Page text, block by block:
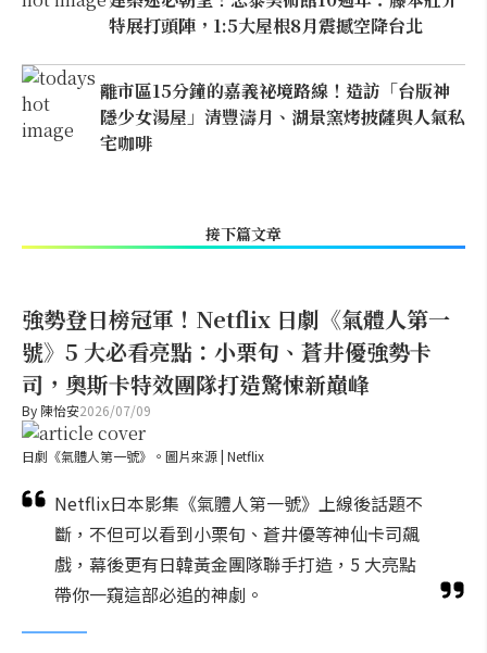
特展打頭陣，1:5大屋根8月震撼空降台北
離市區15分鐘的嘉義祕境路線！造訪「台版神
隱少女湯屋」清豐濤月、湖景窯烤披薩與人氣私
宅咖啡
接下篇文章
強勢登日榜冠軍！Netflix 日劇《氣體人第一
號》5 大必看亮點：小栗旬、蒼井優強勢卡
司，奧斯卡特效團隊打造驚悚新巔峰
By 陳怡安2026/07/09
日劇《氣體人第一號》。圖片來源 | Netflix
Netflix日本影集《氣體人第一號》上線後話題不
斷，不但可以看到小栗旬、蒼井優等神仙卡司飆
戲，幕後更有日韓黃金團隊聯手打造，5 大亮點
帶你一窺這部必追的神劇。